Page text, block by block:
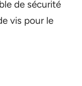
de sécurité
vis pour le